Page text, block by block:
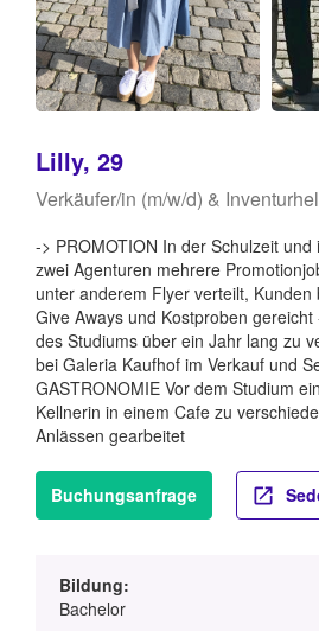
Lilly, 29
Verkäufer/in (m/w/d) &
-> PROMOTION In der Schulzeit
zwei Agenturen mehrere
unter anderem Flyer verteilt,
Give Aways und Kostproben
des Studiums über ein Jahr lang zu
bei Galeria Kaufhof im Verkauf und
GASTRONOMIE Vor dem Studium
Kellnerin in einem Cafe zu
Anlässen gearbeitet
Buchungsanfrage
Bildung:
Bachelor